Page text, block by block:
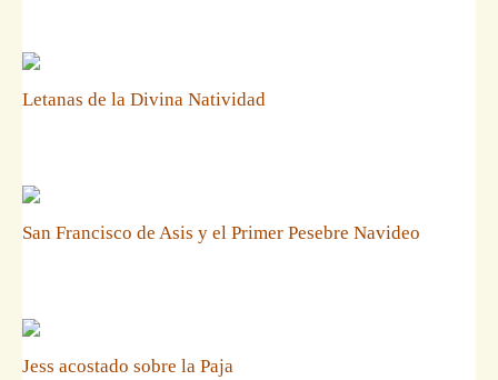
Letanas de la Divina Natividad
San Francisco de Asis y el Primer Pesebre Navideo
Jess acostado sobre la Paja